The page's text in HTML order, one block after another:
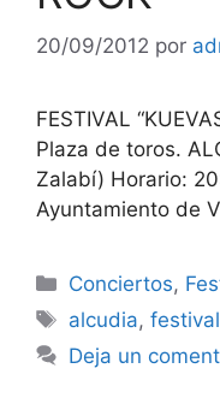
20/09/2012 por
FESTIVAL
Plaza de toros.
Zalabí) Horario:
Ayuntamiento de
Categorías
Conciertos,
Etiquetas
alcudia,festival
Deja un